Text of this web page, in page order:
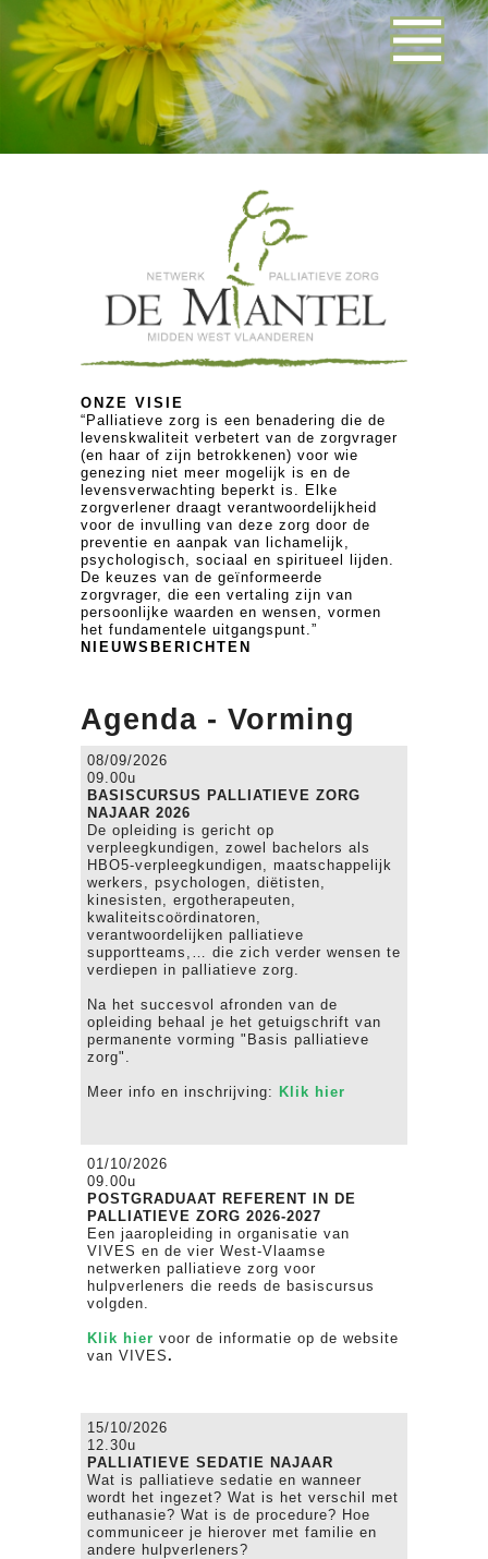
ONZE VISIE
“Palliatieve zorg is een benadering die de
levenskwaliteit verbetert van de zorgvrager
(en haar of zijn betrokkenen) voor wie
genezing niet meer mogelijk is en de
levensverwachting beperkt is. Elke
zorgverlener draagt verantwoordelijkheid
voor de invulling van deze zorg door de
preventie en aanpak van lichamelijk,
psychologisch, sociaal en spiritueel lijden.
De keuzes van de geïnformeerde
zorgvrager, die een vertaling zijn van
persoonlijke waarden en wensen, vormen
het fundamentele uitgangspunt.”
NIEUWSBERICHTEN
Agenda - Vorming
08/09/2026
09.00u
BASISCURSUS PALLIATIEVE ZORG
NAJAAR 2026
De opleiding is gericht op
verpleegkundigen, zowel bachelors als
HBO5-verpleegkundigen, maatschappelijk
werkers, psychologen, diëtisten,
kinesisten, ergotherapeuten,
kwaliteitscoördinatoren,
verantwoordelijken palliatieve
supportteams,… die zich verder wensen te
verdiepen in palliatieve zorg.
Na het succesvol afronden van de
opleiding behaal je het getuigschrift van
permanente vorming "Basis palliatieve
zorg".
Meer info en inschrijving: Klik hier
01/10/2026
09.00u
POSTGRADUAAT REFERENT IN DE
PALLIATIEVE ZORG 2026-2027
Een jaaropleiding in organisatie van
VIVES en de vier West-Vlaamse
netwerken palliatieve zorg voor
hulpverleners die reeds de basiscursus
volgden.
Klik hier voor de informatie op de website
van VIVES.
15/10/2026
12.30u
PALLIATIEVE SEDATIE NAJAAR
Wat is palliatieve sedatie en wanneer
wordt het ingezet? Wat is het verschil met
euthanasie? Wat is de procedure? Hoe
communiceer je hierover met familie en
andere hulpverleners?